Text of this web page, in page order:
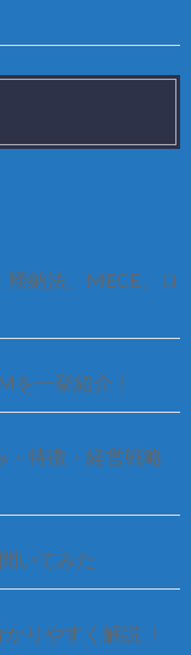
帰納法、MECE、ロ
を一挙紹介！
・特徴・経営戦略
いてみた
りやすく解説 ！